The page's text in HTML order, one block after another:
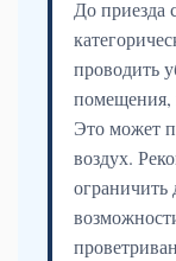
До приезда
проводить
помещения,
Это может
воздух.